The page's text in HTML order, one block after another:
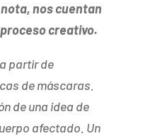
nos cuentan
creativo.
partir de
de máscaras.
de una idea de
afectado. Un